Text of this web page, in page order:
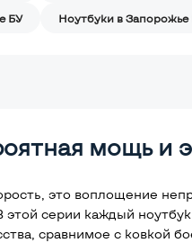
БУ Ноутбуки в Запорожье
мощь и
это воплощение
этой серии каждый
сравнимое с ковкой